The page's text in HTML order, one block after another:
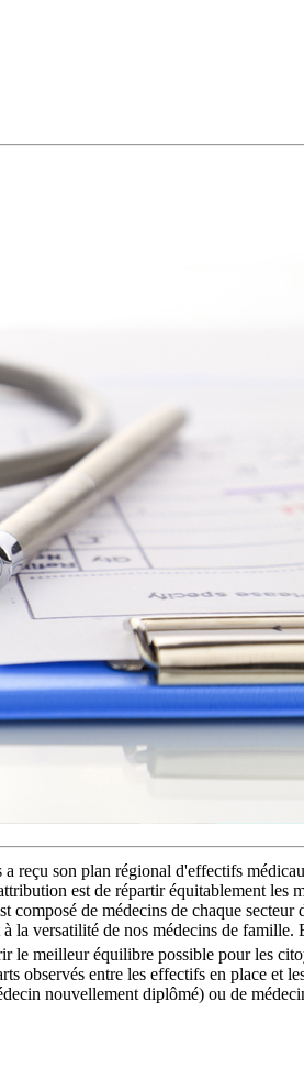
reçu son plan régional d'effectifs
est de répartir équitablement les
de médecins de chaque
la versatilité de nos médecins de
le meilleur équilibre possible pour les
observés entre les effectifs en place et
nouvellement diplômé) ou de